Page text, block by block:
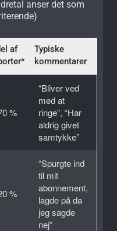
anser det som
af
Typiske
kommentarer
%
“Bliver ved
med at
ringe”, “Har
aldrig givet
samtykke”
%
“Spurgte ind
til mit
abonnement,
lagde på da
jeg sagde
nej”